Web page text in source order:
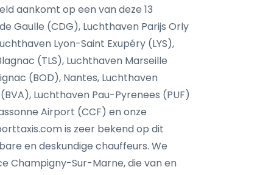
aankomt op een van deze 13
Gaulle (CDG), Luchthaven Parijs Orly
Lyon-Saint Exupéry (LYS),
(TLS), Luchthaven Marseille
(BOD), Nantes, Luchthaven
Luchthaven Pau-Pyrenees (PUF)
Airport (CCF) en onze
is zeer bekend op dit
en deskundige chauffeurs. We
Champigny-Sur-Marne, die van en